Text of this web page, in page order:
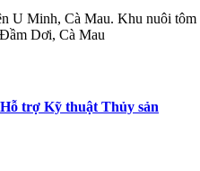
U Minh, Cà Mau. Khu nuôi tôm
Dơi, Cà Mau
trợ Kỹ thuật Thủy sản